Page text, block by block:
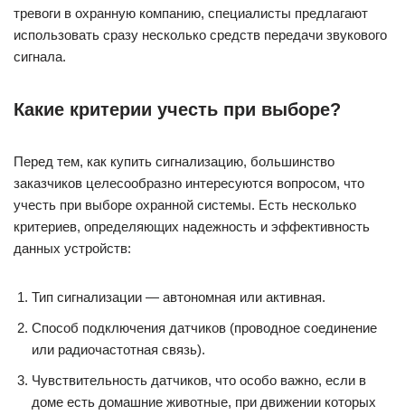
тревоги в охранную компанию, специалисты предлагают
использовать сразу несколько средств передачи звукового
сигнала.
Какие критерии учесть при выборе?
Перед тем, как купить сигнализацию, большинство
заказчиков целесообразно интересуются вопросом, что
учесть при выборе охранной системы. Есть несколько
критериев, определяющих надежность и эффективность
данных устройств:
Тип сигнализации — автономная или активная.
Способ подключения датчиков (проводное соединение
или радиочастотная связь).
Чувствительность датчиков, что особо важно, если в
доме есть домашние животные, при движении которых